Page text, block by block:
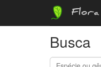
Busca